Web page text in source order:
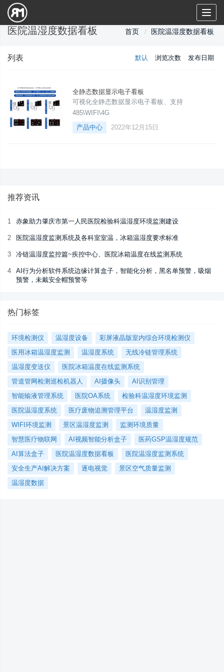
医院温湿度数据看板 首页 医院温湿度数据看板
列表 默认 浏览次数 发布日期
全静态数据显示电子看板
可视化全静态数据显示电子看板、支持
485\WIFI\4G
产品中心
2022年12月15日
推荐资讯
1 赤象助力肇庆市第一人民医院检验科温湿度环境监测建设
2 医院温湿度监测系统及各科室室温，冰箱温湿度要求标准
3 冷链温湿度监控篇~疾控中心、医院冰箱温度在线监测系统
4
AI行为分析软件系统边缘计算盒子，智能化分析，黑名单预警，吸烟
预警，未戴安全帽预警等
热门标签
环境检测仪 温湿度设备
彩屏液晶版室内综合环境检测仪
医用冰箱温湿度监测
温湿度系统
无线冷链管理系统
温湿度变送仪
医院冰箱温度在线监测系统
管道管网检测巡检机器人
AI摄像头
AI识别管理
智能输液管理系统
医院OA系统
检验科温湿度环境监测
医院温湿度系统
医疗废物追溯管理平台
温湿度监测
WIFI环境监测
景区温湿度监测
监测环境质量
智慧医疗物联网
AI视频智能分析盒子
医药GSP温湿度规范
AI算法盒子
医院温湿度数据看板
医院温湿度监测系统
安全生产AI解决方案
逐电视觉
景区空气质量监测
温湿度数据